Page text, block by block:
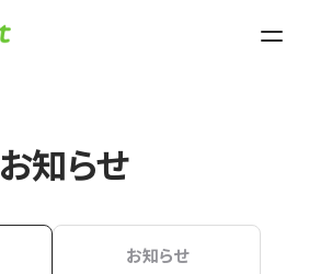
お知らせ
お知らせ